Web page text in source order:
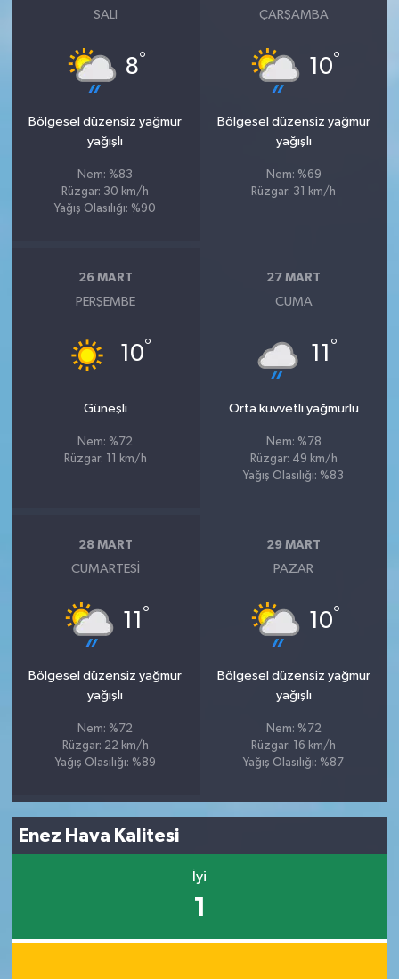
SALI
8°
Bölgesel düzensiz yağmur
yağışlı
Nem: %83
Rüzgar: 30 km/h
Yağış Olasılığı: %90
ÇARŞAMBA
10°
Bölgesel düzensiz yağmur
yağışlı
Nem: %69
Rüzgar: 31 km/h
26 MART
PERŞEMBE
10°
Güneşli
Nem: %72
Rüzgar: 11 km/h
27 MART
CUMA
11 °
Orta kuvvetli yağmurlu
Nem: %78
Rüzgar: 49 km/h
Yağış Olasılığı: %83
28 MART
CUMARTESI
11 °
Bölgesel düzensiz yağmur
yağışlı
Nem: %72
Rüzgar: 22 km/h
Yağış Olasılığı: %89
29 MART
PAZAR
10°
Bölgesel düzensiz yağmur
yağışlı
Nem: %72
Rüzgar: 16 km/h
Yağış Olasılığı: %87
Enez Hava Kalitesi
İyi
1